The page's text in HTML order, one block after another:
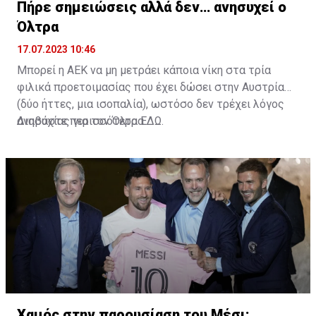
Πήρε σημειώσεις αλλά δεν… ανησυχεί ο
Όλτρα
17.07.2023 10:46
Μπορεί η ΑΕΚ να μη μετράει κάποια νίκη στα τρία
φιλικά προετοιμασίας που έχει δώσει στην Αυστρία
(δύο ήττες, μια ισοπαλία), ωστόσο δεν τρέχει λόγος
ανησυχίας για τον Όλτρα.
Διαβάστε περισσότεραΕΔΩ